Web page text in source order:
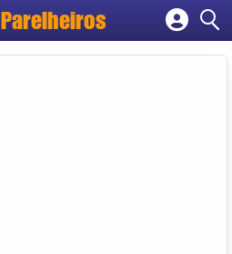
Parelheiros
Cadastrar empresa